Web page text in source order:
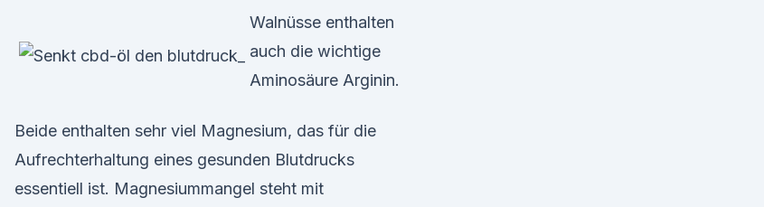
Walnüsse enthalten
auch die wichtige
Aminosäure Arginin.
Beide enthalten sehr viel Magnesium, das für die
Aufrechterhaltung eines gesunden Blutdrucks
essentiell ist. Magnesiummangel steht mit